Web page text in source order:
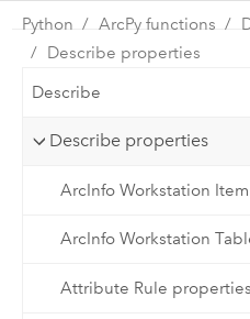
Python ArcPy functions
Describe properties
Describe
Describe properties
ArcInfo Workstation
ArcInfo Workstation
Attribute Rule properties